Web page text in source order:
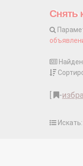
Снять
-
Искать: |